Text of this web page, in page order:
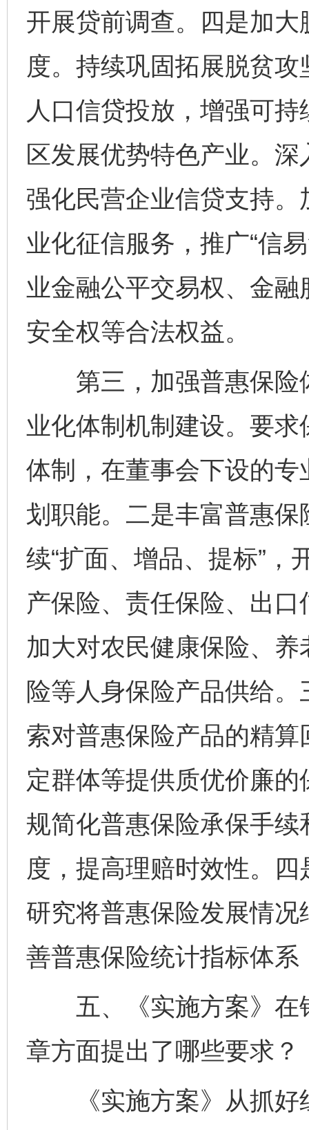
开展贷前调查。四是加
度。持续巩固拓展脱贫
人口信贷投放，增强可
区发展优势特色产业。
强化民营企业信贷支持
业化征信服务，推广“信
业金融公平交易权、金
安全权等合法权益。
第三，加强普惠保险
业化体制机制建设。要
体制，在董事会下设的
划职能。二是丰富普惠
续“扩面、增品、提标”，
产保险、责任保险、出
加大对农民健康保险、
险等人身保险产品供给
索对普惠保险产品的精算
定群体等提供质优价廉
规简化普惠保险承保手
度，提高理赔时效性。
研究将普惠保险发展情
善普惠保险统计指标体
五、《实施方案》在
章方面提出了哪些要求？
《实施方案》从抓好